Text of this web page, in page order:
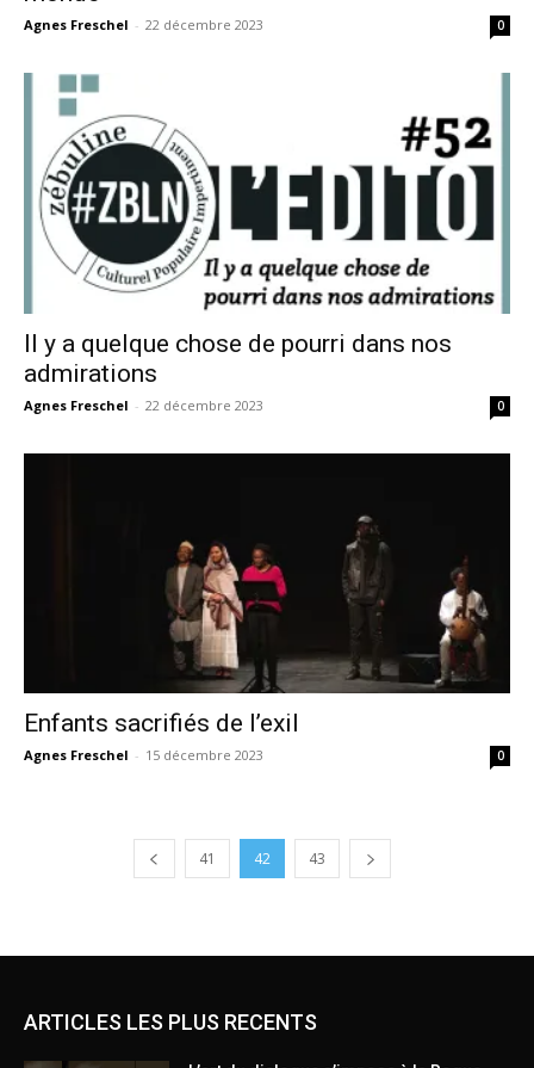
Agnes Freschel - 22 décembre 2023 0
Il y a quelque chose de pourri dans nos
admirations
Agnes Freschel - 22 décembre 2023 0
Enfants sacrifiés de l’exil
Agnes Freschel - 15 décembre 2023 0
41 42 43
ARTICLES LES PLUS RECENTS